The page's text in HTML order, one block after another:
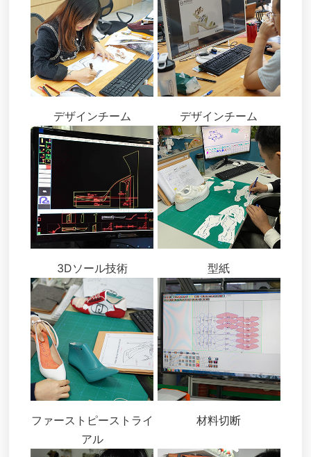
デザインチーム デザインチーム
3Dソール技術 型紙
ファーストピーストライ
アル
材料切断